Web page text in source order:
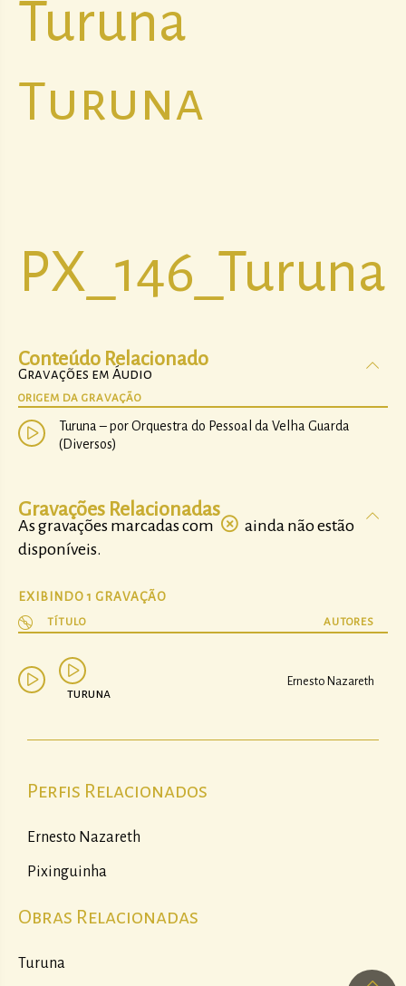
Turuna
Turuna
PX_146_Turuna
Conteúdo Relacionado
Gravações em Áudio
ORIGEM DA GRAVAÇÃO
Turuna – por Orquestra do Pessoal da Velha Guarda
(Diversos)
Gravações Relacionadas
As gravações marcadas com
ainda não estão
disponíveis.
EXIBINDO 1 GRAVAÇÃO
TÍTULO AUTORES
turuna
Ernesto Nazareth
Perfis Relacionados
Ernesto Nazareth
Pixinguinha
Obras Relacionadas
Turuna